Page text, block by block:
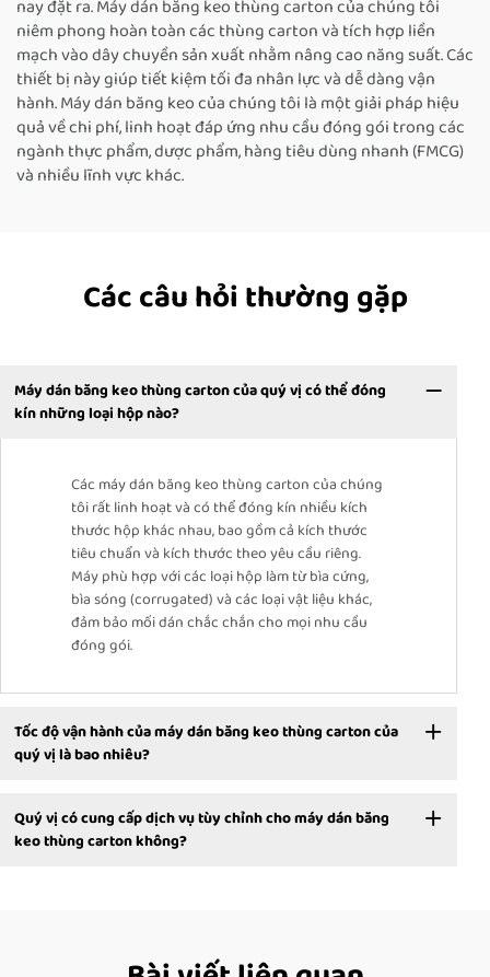
nay đặt ra. Máy dán băng keo thùng carton của chúng tôi
niêm phong hoàn toàn các thùng carton và tích hợp liền
mạch vào dây chuyền sản xuất nhằm nâng cao năng suất. Các
thiết bị này giúp tiết kiệm tối đa nhân lực và dễ dàng vận
hành. Máy dán băng keo của chúng tôi là một giải pháp hiệu
quả về chi phí, linh hoạt đáp ứng nhu cầu đóng gói trong các
ngành thực phẩm, dược phẩm, hàng tiêu dùng nhanh (FMCG)
và nhiều lĩnh vực khác.
Các câu hỏi thường gặp
Máy dán băng keo thùng carton của quý vị có thể đóng
kín những loại hộp nào?
Các máy dán băng keo thùng carton của chúng
tôi rất linh hoạt và có thể đóng kín nhiều kích
thước hộp khác nhau, bao gồm cả kích thước
tiêu chuẩn và kích thước theo yêu cầu riêng.
Máy phù hợp với các loại hộp làm từ bìa cứng,
bìa sóng (corrugated) và các loại vật liệu khác,
đảm bảo mối dán chắc chắn cho mọi nhu cầu
đóng gói.
Tốc độ vận hành của máy dán băng keo thùng carton của
quý vị là bao nhiêu?
Quý vị có cung cấp dịch vụ tùy chỉnh cho máy dán băng
keo thùng carton không?